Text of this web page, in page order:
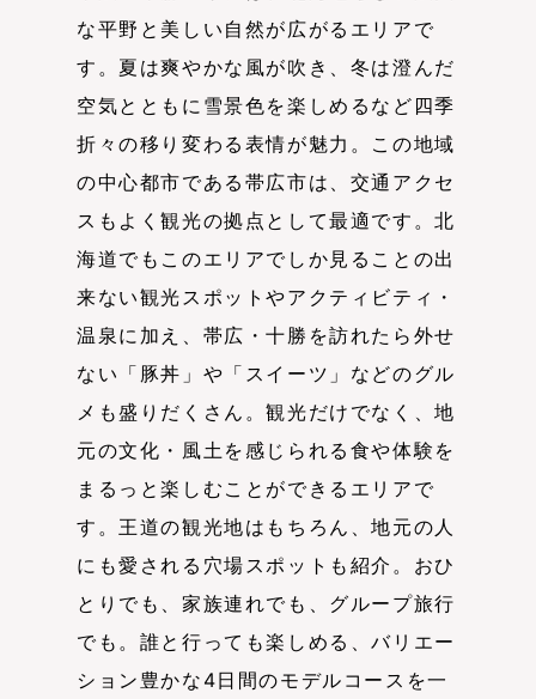
な平野と美しい自然が広がるエリアで
す。夏は爽やかな風が吹き、冬は澄んだ
空気とともに雪景色を楽しめるなど四季
折々の移り変わる表情が魅力。この地域
の中心都市である帯広市は、交通アクセ
スもよく観光の拠点として最適です。北
海道でもこのエリアでしか見ることの出
来ない観光スポットやアクティビティ・
温泉に加え、帯広・十勝を訪れたら外せ
ない「豚丼」や「スイーツ」などのグル
メも盛りだくさん。観光だけでなく、地
元の文化・風土を感じられる食や体験を
まるっと楽しむことができるエリアで
す。王道の観光地はもちろん、地元の人
にも愛される穴場スポットも紹介。おひ
とりでも、家族連れでも、グループ旅行
でも。誰と行っても楽しめる、バリエー
ション豊かな4日間のモデルコースを一